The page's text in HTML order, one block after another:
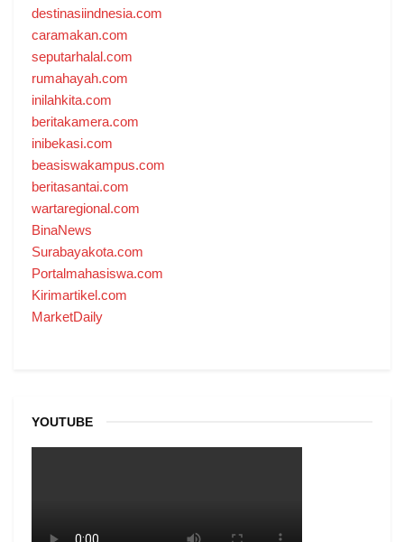
destinasiindnesia.com
caramakan.com
seputarhalal.com
rumahayah.com
inilahkita.com
beritakamera.com
inibekasi.com
beasiswakampus.com
beritasantai.com
wartaregional.com
BinaNews
Surabayakota.com
Portalmahasiswa.com
Kirimartikel.com
MarketDaily
YOUTUBE